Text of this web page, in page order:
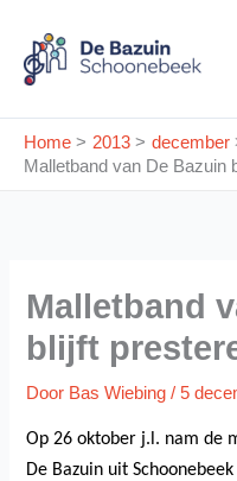
naar
Home 2013 december
Malletband van De Bazuin
Malletband
blijft
Door Bas Wiebing/5
Op 26 oktober j.l. nam de
De Bazuin uit